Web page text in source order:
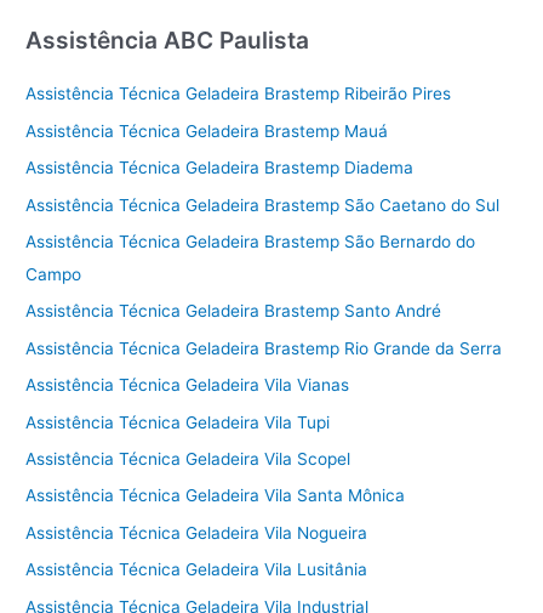
Assistência ABC Paulista
Assistência Técnica Geladeira Brastemp Ribeirão Pires
Assistência Técnica Geladeira Brastemp Mauá
Assistência Técnica Geladeira Brastemp Diadema
Assistência Técnica Geladeira Brastemp São Caetano do Sul
Assistência Técnica Geladeira Brastemp São Bernardo do
Campo
Assistência Técnica Geladeira Brastemp Santo André
Assistência Técnica Geladeira Brastemp Rio Grande da Serra
Assistência Técnica Geladeira Vila Vianas
Assistência Técnica Geladeira Vila Tupi
Assistência Técnica Geladeira Vila Scopel
Assistência Técnica Geladeira Vila Santa Mônica
Assistência Técnica Geladeira Vila Nogueira
Assistência Técnica Geladeira Vila Lusitânia
Assistência Técnica Geladeira Vila Industrial